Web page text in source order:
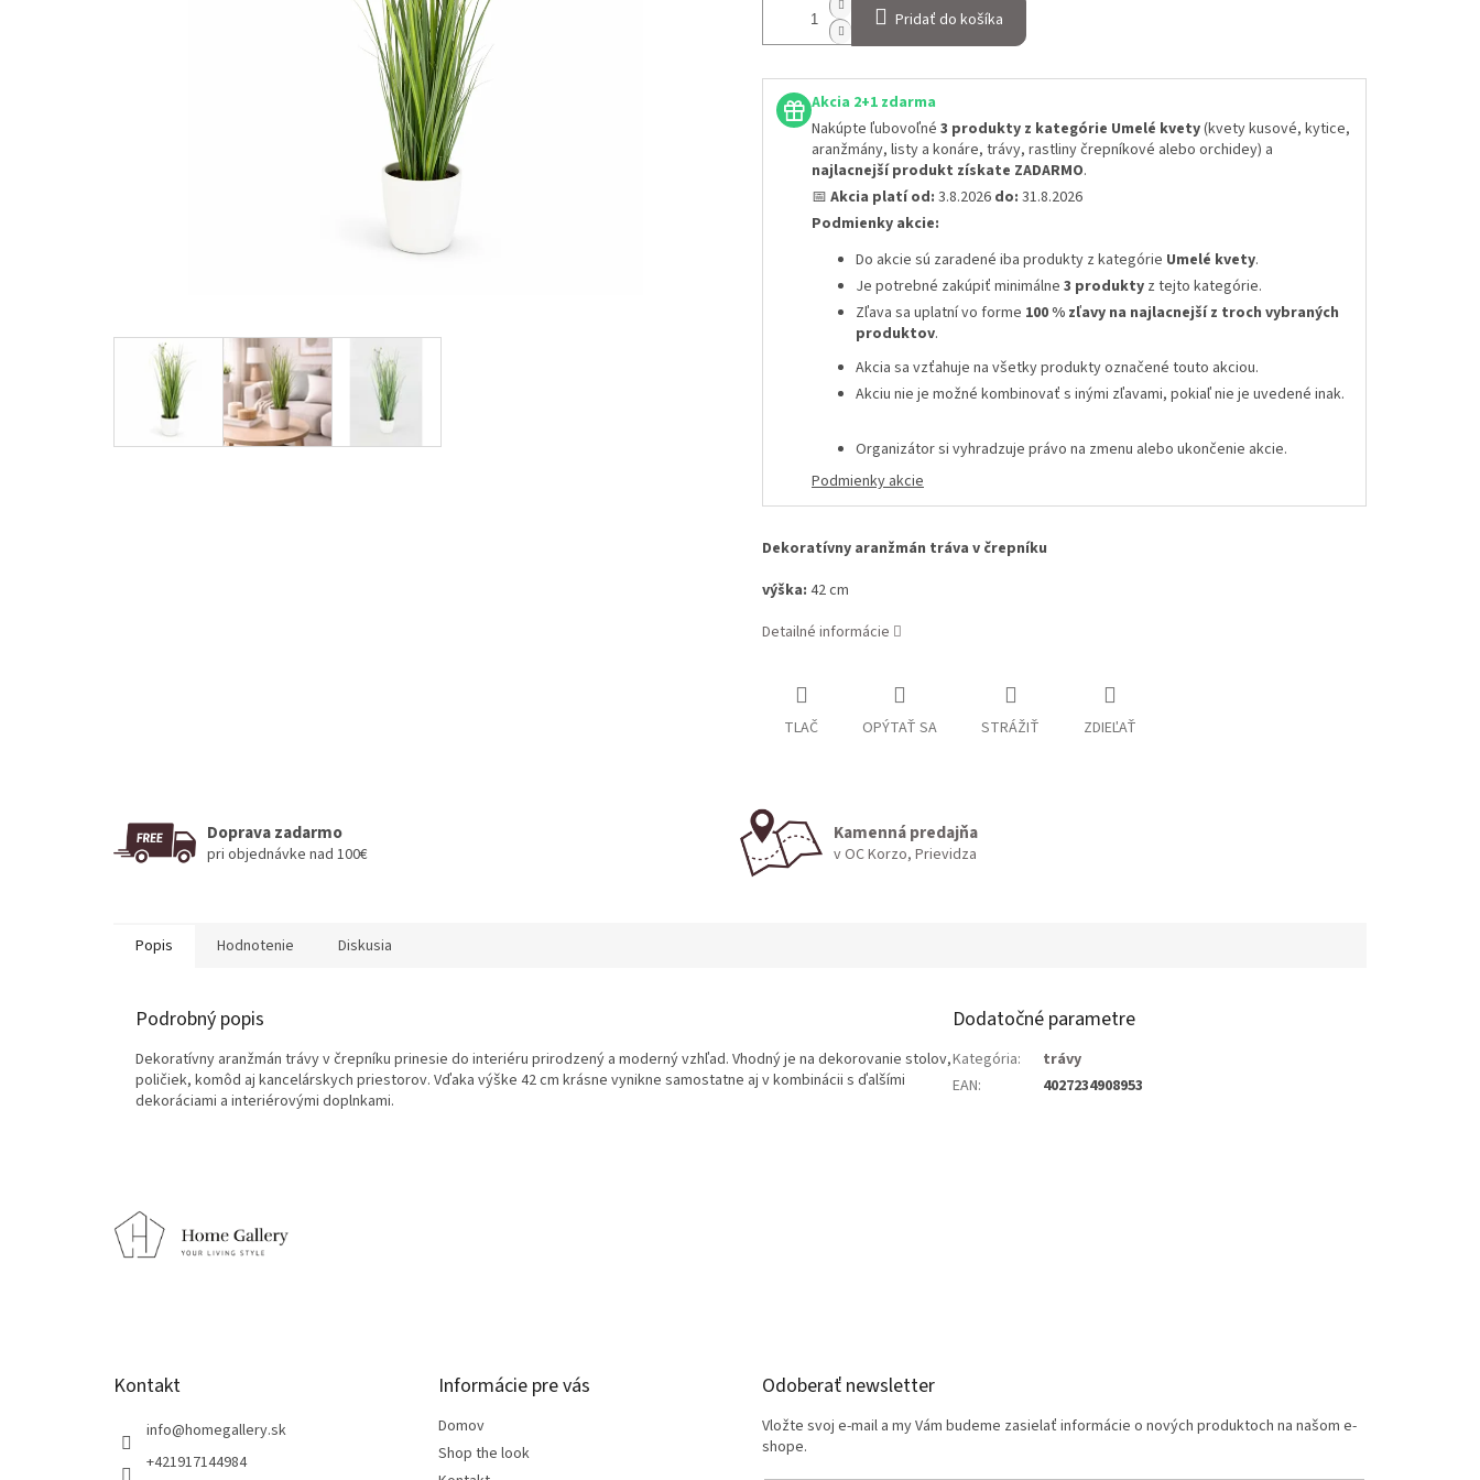
Pridať do košíka
Akcia 2+1 zdarma
Nakúpte ľubovoľné 3 produkty z kategórie Umelé kvety(kvety kusové, kytice,
aranžmány, listy a konáre, trávy, rastliny črepníkové alebo orchidey) a
najlacnejší produkt získate ZADARMO.
📅 Akcia platí od: 3.8.2026 do: 31.8.2026
Podmienky akcie:
Do akcie sú zaradené iba produkty z kategórie Umelé kvety.
Je potrebné zakúpiť minimálne 3 produkty z tejto kategórie.
Zľava sa uplatní vo forme 100 % zľavy na najlacnejší z troch vybraných
produktov.
Akcia sa vzťahuje na všetky produkty označené touto akciou.
Akciu nie je možné kombinovať s inými zľavami, pokiaľ nie je uvedené inak.
Organizátor si vyhradzuje právo na zmenu alebo ukončenie akcie.
Podmienky akcie
Dekoratívny aranžmán tráva v črepníku
výška: 42 cm
Detailné informácie
TLAČ OPÝTAŤ SA STRÁŽIŤ ZDIEĽAŤ
Doprava zadarmo
pri objednávke nad 100€
Kamenná predajňa
v OC Korzo, Prievidza
Popis Hodnotenie Diskusia
Podrobný popis
Dekoratívny aranžmán trávy v črepníku prinesie do interiéru prirodzený a moderný vzhľad. Vhodný je na dekorovanie stolov,
poličiek, komôd aj kancelárskych priestorov. Vďaka výške 42 cm krásne vynikne samostatne aj v kombinácii s ďalšími
dekoráciami a interiérovými doplnkami.
Dodatočné parametre
Kategória:
trávy
EAN: 4027234908953
Kontakt
info@homegallery.sk
+421917144984
Informácie pre vás
Domov
Shop the look
Odoberať newsletter
Vložte svoj e-mail a my Vám budeme zasielať informácie o nových produktoch na našom e-
shope.